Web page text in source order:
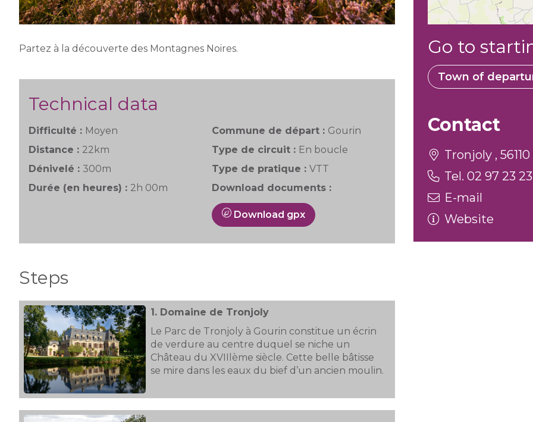
Partez à la découverte des Montagnes Noires.
Technical data
Difficulté : Moyen
Distance : 22km
Dénivelé : 300m
Durée (en heures) : 2h 00m
Commune de départ : Gourin
Type de circuit : En boucle
Type de pratique : VTT
Download documents :
Download gpx
Steps
1. Domaine de Tronjoly
Le Parc de Tronjoly à Gourin constitue un écrin
de verdure au centre duquel se niche un
Château du XVIIlème siècle. Cette belle bâtisse
se mire dans les eaux du bief d’un ancien moulin.
Go to
Town of
Contact
Tronjoly ,
Tel. 02 97 23
E-mail
Website